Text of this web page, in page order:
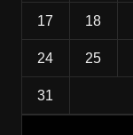
17 18
24 25
31